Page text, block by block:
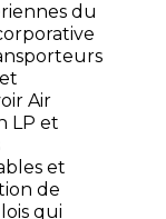
du
Air
LP et
et
de
qui